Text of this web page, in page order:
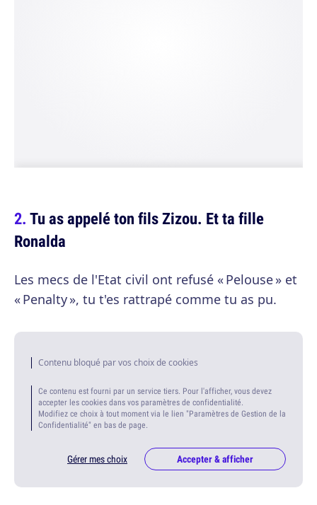
Tu as appelé ton fils Zizou. Et ta fille
Ronalda
Les mecs de l'Etat civil ont refusé « Pelouse » et
« Penalty », tu t'es rattrapé comme tu as pu.
Contenu bloqué par vos choix de cookies
Ce contenu est fourni par un service tiers. Pour l'afficher, vous devez
accepter les cookies dans vos paramètres de confidentialité.
Modifiez ce choix à tout moment via le lien "Paramètres de Gestion de la
Confidentialité" en bas de page.
Gérer mes choix Accepter & afficher